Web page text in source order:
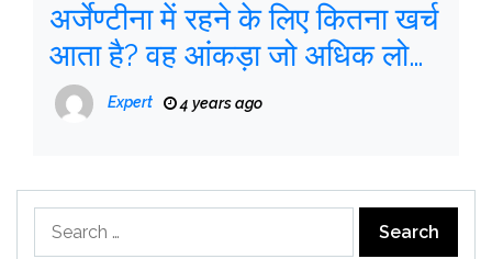
अर्जेण्टीना में रहने के लिए कितना खर्च
आता है? वह आंकड़ा जो अधिक लोगों
को बीटीसी में निवेश करता है
Expert 4 years ago
for: